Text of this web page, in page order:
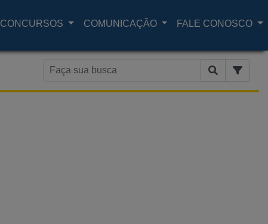
CONCURSOS COMUNICAÇÃO FALE CONOSCO